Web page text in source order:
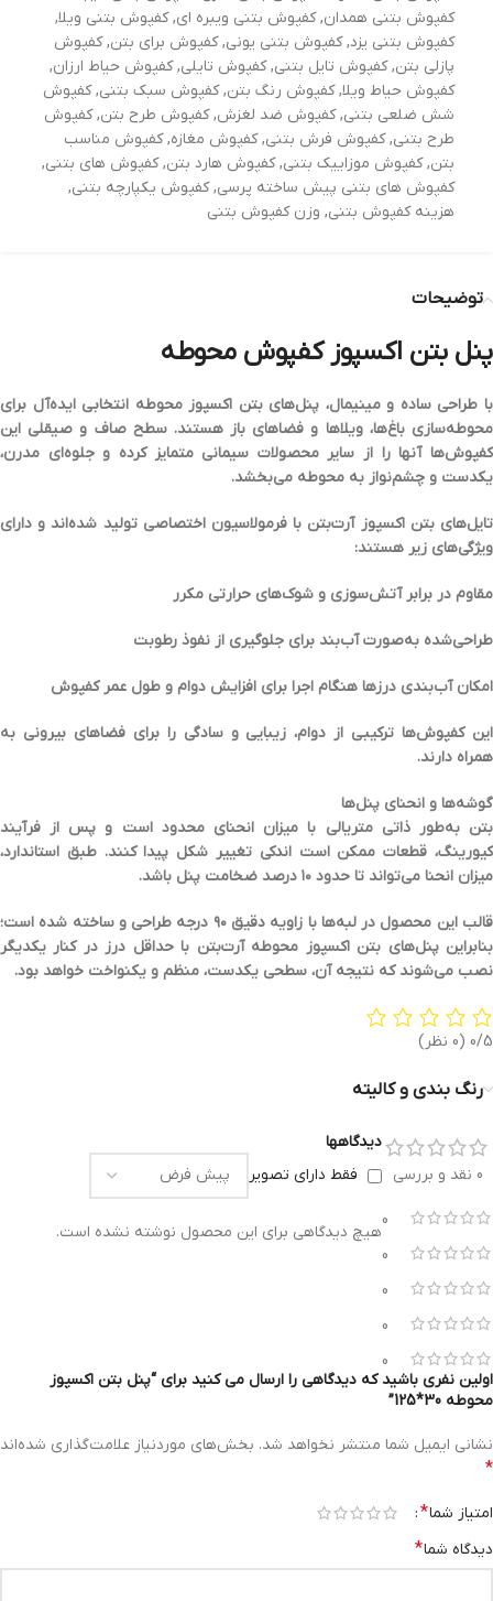
کفپوش بتنی همدان, کفپوش بتنی ویبره ای, کفپوش بتنی ویلا,
کفپوش بتنی یزد, کفپوش بتنی یونی, کفپوش برای بتن, کفپوش
پازلی بتن, کفپوش تایل بتنی, کفپوش تایلی, کفپوش حیاط ارزان,
کفپوش حیاط ویلا, کفپوش رنگ بتن, کفپوش سبک بتنی, کفپوش
شش ضلعی بتنی, کفپوش ضد لغزش, کفپوش طرح بتن, کفپوش
طرح بتنی, کفپوش فرش بتنی, کفپوش مغازه, کفپوش مناسب
بتن, کفپوش موزاییک بتنی, کفپوش هارد بتن, کفپوش های بتنی,
کفپوش های بتنی پیش ساخته پرسی, کفپوش یکپارچه بتنی,
هزینه کفپوش بتنی, وزن کفپوش بتنی
توضیحات
پنل بتن اکسپوز کفپوش محوطه
با طراحی ساده و مینیمال، پنل‌های بتن اکسپوز محوطه انتخابی ایده‌آل برای
محوطه‌سازی باغ‌ها، ویلاها و فضاهای بازهستند. سطح صاف و صیقلی این
کفپوش‌ها آنها را از سایر محصولات سیمانی متمایز کرده و جلوه‌ای مدرن،
یکدست و چشم‌نواز به محوطه می‌بخشد.
تایل‌های بتن اکسپوز آرت‌بتن با فرمولاسیون اختصاصی تولید شده‌اند و دارای
ویژگی‌های زیر هستند:
مقاوم در برابرآتش‌سوزی و شوک‌های حرارتی مکرر
طراحی‌شده به‌صورتآب‌بند برای جلوگیری از نفوذ رطوبت
امکانآب‌بندی درزها هنگام اجرا برای افزایش دوام و طول عمر کفپوش
این کفپوش‌ها ترکیبی از دوام، زیبایی و سادگی را برای فضاهای بیرونی به
همراه دارند.
گوشه‌ها و انحنای پنل‌ها
بتن به‌طور ذاتی متریالی با میزان انحنای محدود است و پس از فرآیند
کیورینگ، قطعات ممکن است اندکی تغییر شکل پیدا کنند. طبق استاندارد،
میزان انحنا می‌تواند تا حدود ۱۰ درصد ضخامت پنل باشد.
قالب این محصول در لبه‌ها با زاویه دقیق۹۰ درجه
طراحی و ساخته شده است؛
بنابراین پنل‌های بتن اکسپوز محوطه آرت‌بتن باحداقل درزدر کنار یکدیگر
نصب می‌شوند که نتیجه آن، سطحی یکدست، منظم و یکنواخت خواهد بود.
0/5 (0 نظر)
رنگ بندی و کالیته
0 نقد و بررسی
0
0
0
0
0
دیدگاهها
فقط دارای تصویر
هیچ دیدگاهی برای این محصول نوشته نشده است.
اولین نفری باشید که دیدگاهی را ارسال می کنید برای “پنل بتن اکسپوز
محوطه 30*125”
نشانی ایمیل شما منتشر نخواهد شد. بخش‌های موردنیاز علامت‌گذاری شده‌اند
*
امتیاز شما*
دیدگاه شما*